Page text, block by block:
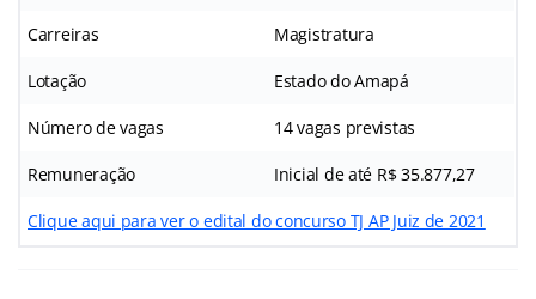
Carreiras Magistratura
Lotação Estado do Amapá
Número de vagas 14 vagas previstas
Remuneração Inicial de até R$ 35.877,27
Clique aqui para ver o edital do concurso TJ AP Juiz de 2021